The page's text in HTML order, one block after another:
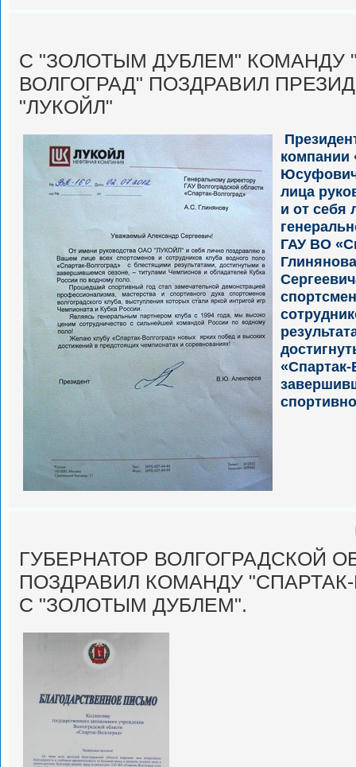
С "ЗОЛОТЫМ ДУБЛЕМ" КОМАНДУ
ВОЛГОГРАД" ПОЗДРАВИЛ
"ЛУКОЙЛ"
компании
лица
и от себя
ГАУ ВО
«Спартак-
ГУБЕРНАТОР ВОЛГОГРАДСКОЙ
ПОЗДРАВИЛ КОМАНДУ
С "ЗОЛОТЫМ ДУБЛЕМ".